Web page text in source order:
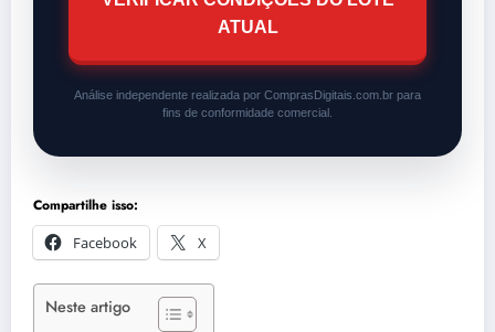
ATUAL
Análise independente realizada por ComprasDigitais.com.br para
fins de conformidade comercial.
Compartilhe isso:
Facebook
X
Neste artigo